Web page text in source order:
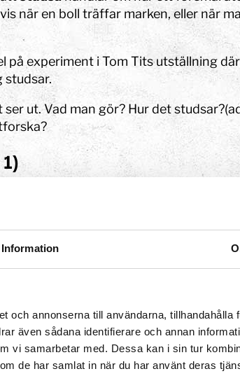
Information
och annonserna till användarna, tillhandahålla
även sådana identifierare och annan
vi samarbetar med. Dessa kan i sin tur
de har samlat in när du har använt deras
Stella
när en boll träffar marken, eller när
på experiment i Tom Tits utställning
studsar.
ut. Vad man gör? Hur det
att studsa och sedan flyga genom en
kastar en pil eller skjuter i väg en kula,
projektil är helt enkelt ett föremål som
saker: vilken hastighet kulan har när
med.